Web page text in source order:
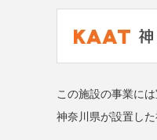
この施設の事業に
神奈川県が設置し